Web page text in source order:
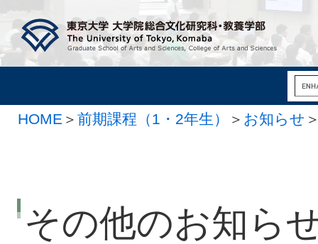
HOME ＞ 前期課程（1・2年生） ＞ お知らせ
その他のお知ら